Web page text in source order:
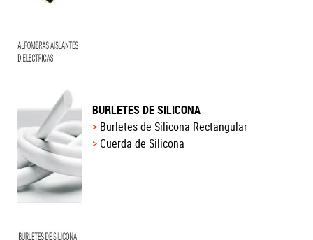
BURLETES DE SILICONA
Burletes de Silicona Rectangular
Cuerda de Silicona